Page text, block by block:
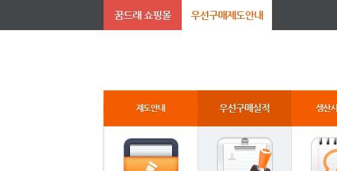
꿈드래 쇼핑몰 우선구매제도안내
제도안내 우선구매실적 생산